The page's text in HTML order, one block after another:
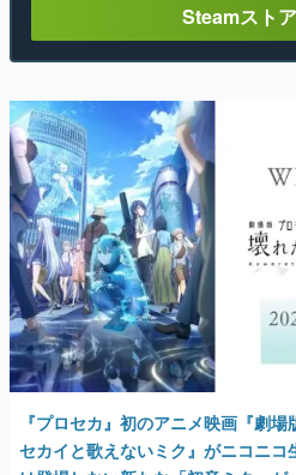
Steamスト
『プロセカ』初のアニメ映画『劇
セカイと歌えないミク』がニコニ